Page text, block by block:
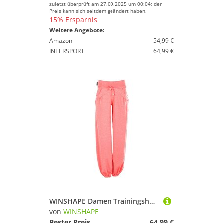
zuletzt überprüft am 27.09.2025 um 00:04; der
Preis kann sich seitdem geändert haben.
15% Ersparnis
Weitere Angebote:
Amazon
54,99 €
INTERSPORT
64,99 €
WINSHAPE Damen Trainingshose WTE3
von WINSHAPE